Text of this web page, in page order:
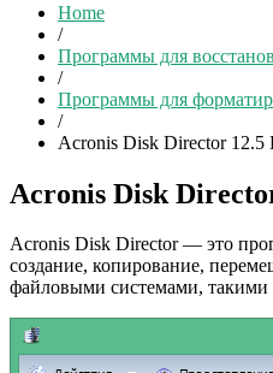
Home
/
Программы для
/
Программы для
/
Acronis Disk Director
Acronis Disk
Acronis Disk Director — это
создание, копирование,
файловыми системами, такими